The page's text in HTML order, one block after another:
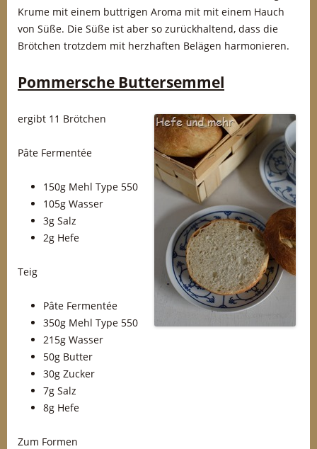
Krume mit einem buttrigen Aroma mit mit einem Hauch
von Süße. Die Süße ist aber so zurückhaltend, dass die
Brötchen trotzdem mit herzhaften Belägen harmonieren.
Pommersche Buttersemmel
ergibt 11 Brötchen
Pâte Fermentée
150g Mehl Type 550
105g Wasser
3g Salz
2g Hefe
Teig
Pâte Fermentée
350g Mehl Type 550
215g Wasser
50g Butter
30g Zucker
7g Salz
8g Hefe
Zum Formen